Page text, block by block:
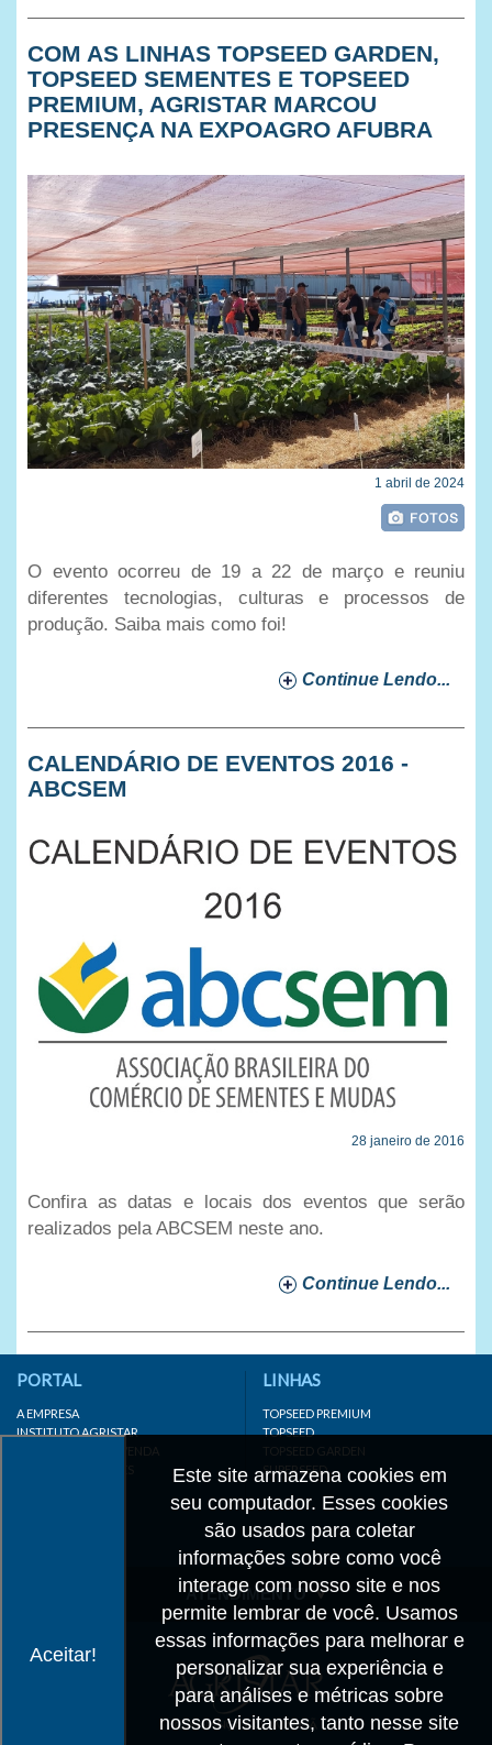
COM AS LINHAS TOPSEED GARDEN,
TOPSEED SEMENTES E TOPSEED
PREMIUM, AGRISTAR MARCOU
PRESENÇA NA EXPOAGRO AFUBRA
1 abril de 2024
O evento ocorreu de 19 a 22 de março e reuniu
diferentes tecnologias, culturas e processos de
produção. Saiba mais como foi!
Continue Lendo...
CALENDÁRIO DE EVENTOS 2016 -
ABCSEM
28 janeiro de 2016
Confira as datas e locais dos eventos que serão
realizados pela ABCSEM neste ano.
Continue Lendo...
Aceitar!
Este site armazena cookies em
seu computador. Esses cookies
são usados para coletar
informações sobre como você
interage com nosso site e nos
permite lembrar de você. Usamos
essas informações para melhorar e
personalizar sua experiência e
para análises e métricas sobre
nossos visitantes, tanto nesse site
PORTAL
A EMPRESA
INSTITUTO AGRISTAR
DISTRIBUIDOR/REVENDA
LINKS IMPORTANTES
LINHAS
TOPSEED PREMIUM
TOPSEED
TOPSEED GARDEN
SUPERSEED
ATENDIMENTO
CADASTRO
TRABALHE CONOSCO